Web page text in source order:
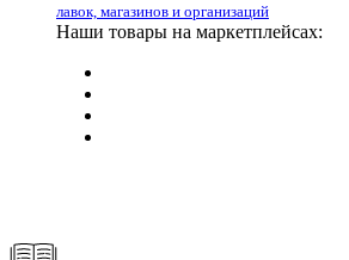
лавок, магазинов и организаций
Наши товары на маркетплейсах: